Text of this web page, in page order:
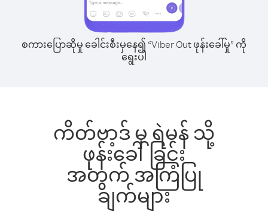
စကားပြောဆိုမှု ခေါင်းစီးမှနေ၍ “Viber Out ဖုန်းခေါ်မှု” ကို
ရွေးပါ
ကိတ်ဗာ့ဒ် မှ ရဲမန် သို့
ဖုန်းခေါ်ခြင်း
အတွက် အကြံပြု
ချက်များ